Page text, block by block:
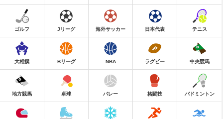
ゴルフ Jリーグ 海外サッカー 日本代表 テニス
大相撲 Bリーグ NBA ラグビー 中央競馬
地方競馬 卓球 バレー 格闘技 バドミントン